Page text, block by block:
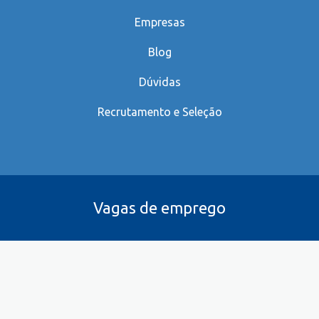
Empresas
Blog
Dúvidas
Recrutamento e Seleção
Vagas de emprego